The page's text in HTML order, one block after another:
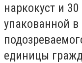
наркокуст и
упакованной
единицы